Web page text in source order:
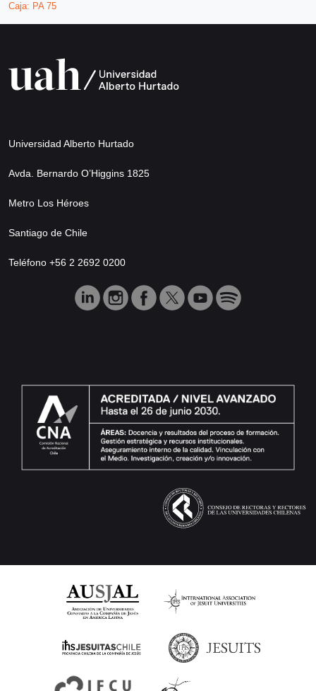
Caja: PA 75
Universidad Alberto Hurtado
Avda. Bernardo O’Higgins 1825
Metro Los Héroes
Santiago de Chile
Teléfono +56 2 2692 0200